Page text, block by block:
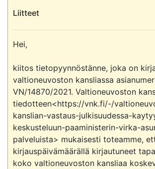
Liitteet
Hei,
kiitos tietopyynnöstänne, joka on
valtioneuvoston kansliassa
VN/14870/2021. Valtioneuvoston
tiedotteen<https://vnk.fi/-/
kanslian-vastaus-julkisuudessa-
keskusteluun-paaministerin-virka-
palveluista> mukaisesti toteamme,
kirjauspäivämäärällä kirjautuneet
koko valtioneuvoston kansliaa